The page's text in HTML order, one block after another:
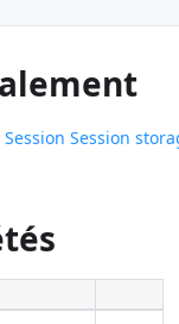
Session Session